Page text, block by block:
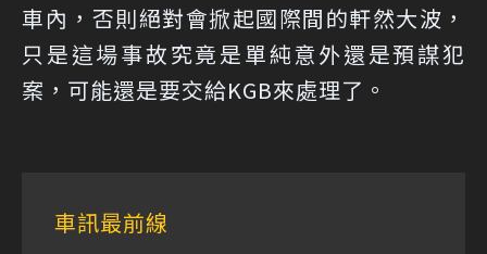
車內，否則絕對會掀起國際間的軒然大波，
只是這場事故究竟是單純意外還是預謀犯
案，可能還是要交給KGB來處理了。
車訊最前線